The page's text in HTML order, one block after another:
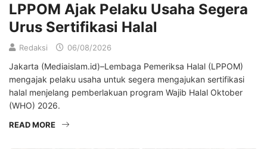
LPPOM Ajak Pelaku Usaha Segera
Urus Sertifikasi Halal
Redaksi 06/08/2026
Jakarta (Mediaislam.id)–Lembaga Pemeriksa Halal (LPPOM)
mengajak pelaku usaha untuk segera mengajukan sertifikasi
halal menjelang pemberlakuan program Wajib Halal Oktober
(WHO) 2026.
READ MORE